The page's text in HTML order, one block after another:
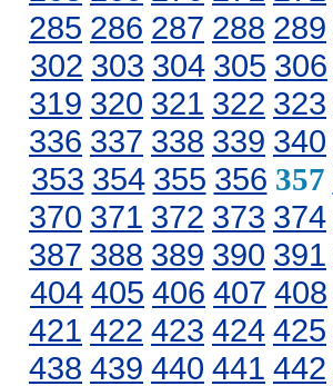
285 286 287 288 289
302 303 304 305 306
319 320 321 322 323
336 337 338 339 340
353 354 355 356 357
370 371 372 373 374
387 388 389 390 391
404 405 406 407 408
421 422 423 424 425
438 439 440 441 442